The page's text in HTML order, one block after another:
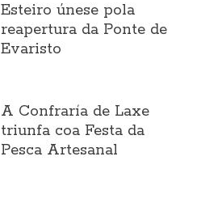
Esteiro únese pola
reapertura da Ponte de
Evaristo
A Confraría de Laxe
triunfa coa Festa da
Pesca Artesanal